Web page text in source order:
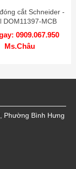
cắt Schneider -
DOM11397-MCB
0909.067.950
Ms.Châu
Phường Bình Hưng